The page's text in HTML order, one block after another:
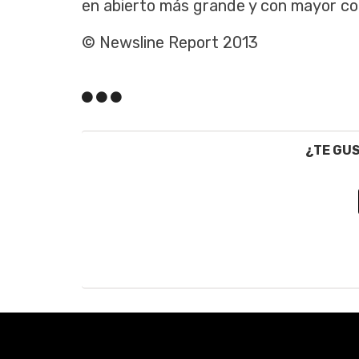
en abierto más grande y con mayor
© Newsline Report 2013
¿TE